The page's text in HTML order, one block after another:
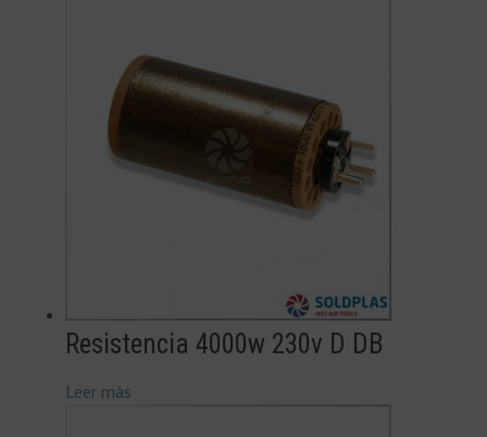
Resistencia 4000w 230v D DB
Leer más